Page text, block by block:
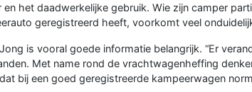
het daadwerkelijke gebruik. Wie zijn camper
geregistreerd heeft, voorkomt veel
is vooral goede informatie belangrijk. “Er
Met name rond de vrachtwagenheffing
bij een goed geregistreerde kampeerwagen